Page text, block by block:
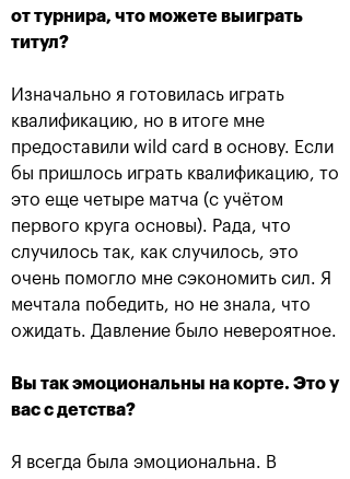
Анастасия Павлюченкова:
«Не хватило чуть-чуть,
сопротивление!»
20 октября, 20:30
Андрей Рублев:
«Невозможно описать
мои чувства словами!»
Белинда Бенчич: «ВТБ
Кубок Кремля» займет
особое место в моем
20 октября, 19:15
от турнира, что можете выиграть
титул?
Изначально я готовилась играть
квалификацию, но в итоге мне
предоставили wild card в основу. Если
бы пришлось играть квалификацию, то
это еще четыре матча (с учётом
первого круга основы). Рада, что
случилось так, как случилось, это
очень помогло мне сэкономить сил. Я
мечтала победить, но не знала, что
ожидать. Давление было невероятное.
Вы так эмоциональны на корте. Это у
вас с детства?
Я всегда была эмоциональна. В